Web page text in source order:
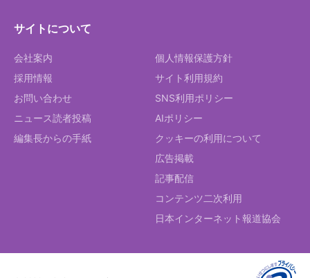
サイトについて
会社案内
採用情報
お問い合わせ
ニュース読者投稿
編集長からの手紙
個人情報保護方針
サイト利用規約
SNS利用ポリシー
AIポリシー
クッキーの利用について
広告掲載
記事配信
コンテンツ二次利用
日本インターネット報道協会